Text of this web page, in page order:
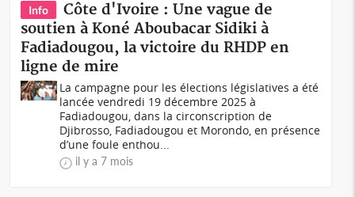
Info
Côte d'Ivoire : Une vague de
soutien à Koné Aboubacar Sidiki à
Fadiadougou, la victoire du RHDP en
ligne de mire
La campagne pour les élections législatives a été
lancée vendredi 19 décembre 2025 à
Fadiadougou, dans la circonscription de
Djibrosso, Fadiadougou et Morondo, en présence
d’une foule enthou...
il y a 7 mois